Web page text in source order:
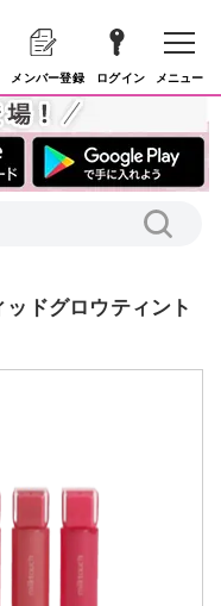
メンバー登録 ログイン メニュー
ドグロウティント